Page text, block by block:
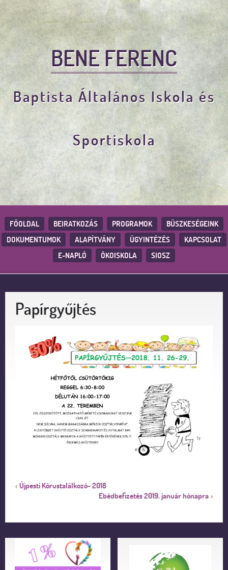
BENE FERENC
Baptista Általános Iskola és
Sportiskola
FŐOLDAL BEIRATKOZÁS PROGRAMOK
BÜSZKESÉGEINK
DOKUMENTUMOK
ALAPÍTVÁNY ÜGYINTÉZÉS
KAPCSOLAT
E-NAPLÓ
ÖKOISKOLA SIOSZ
Papírgyűjtés
‹ Újpesti Kórustalálkozó- 2018
Ebédbefizetés 2019. január hónapra ›